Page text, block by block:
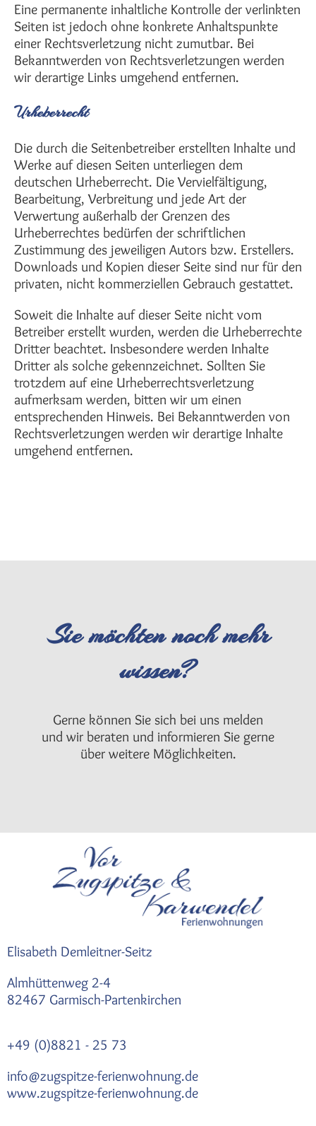
Eine permanente inhaltliche Kontrolle der verlinkten
Seiten ist jedoch ohne konkrete Anhaltspunkte
einer Rechtsverletzung nicht zumutbar. Bei
Bekanntwerden von Rechtsverletzungen werden
wir derartige Links umgehend entfernen.
Urheberrecht
Die durch die Seitenbetreiber erstellten Inhalte und
Werke auf diesen Seiten unterliegen dem
deutschen Urheberrecht. Die Vervielfältigung,
Bearbeitung, Verbreitung und jede Art der
Verwertung außerhalb der Grenzen des
Urheberrechtes bedürfen der schriftlichen
Zustimmung des jeweiligen Autors bzw. Erstellers.
Downloads und Kopien dieser Seite sind nur für den
privaten, nicht kommerziellen Gebrauch gestattet.
Soweit die Inhalte auf dieser Seite nicht vom
Betreiber erstellt wurden, werden die Urheberrechte
Dritter beachtet. Insbesondere werden Inhalte
Dritter als solche gekennzeichnet. Sollten Sie
trotzdem auf eine Urheberrechtsverletzung
aufmerksam werden, bitten wir um einen
entsprechenden Hinweis. Bei Bekanntwerden von
Rechtsverletzungen werden wir derartige Inhalte
umgehend entfernen.
Sie möchten noch mehr
wissen?
Gerne können Sie sich bei uns melden
und wir beraten und informieren Sie gerne
über weitere Möglichkeiten.
Elisabeth Demleitner-Seitz
Almhüttenweg 2-4
82467 Garmisch-Partenkirchen
+49 (0)8821 - 25 73
info@zugspitze-ferienwohnung.de
www.zugspitze-ferienwohnung.de